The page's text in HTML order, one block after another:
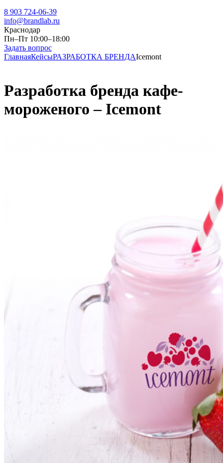
8 903 724-06-39
info@brandlab.ru
Краснодар
Пн–Пт 10:00–18:00
Задать вопрос
ГлавнаяКейсыРАЗРАБОТКА БРЕНДАIcemont
Разработка бренда кафе-
мороженого – Icemont